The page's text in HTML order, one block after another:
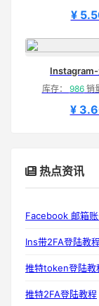
¥
Instagram-
库存： 986销
¥
热点资讯
Facebook 邮箱
Ins带2FA登陆教
推特token登陆教
推特2FA登陆教程